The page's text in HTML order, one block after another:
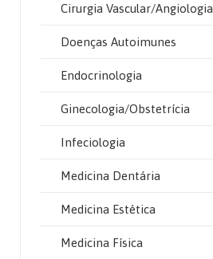
Cirurgia Vascular/Angiologia
Doenças Autoimunes
Endocrinologia
Ginecologia/Obstetrícia
Infeciologia
Medicina Dentária
Medicina Estética
Medicina Física